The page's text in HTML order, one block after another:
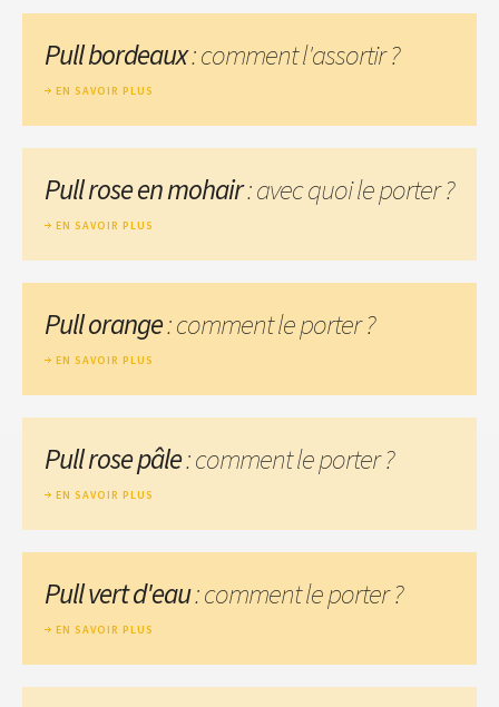
Pull bordeaux: comment l'assortir ?
EN SAVOIR PLUS
Pull rose en mohair: avec quoi le porter ?
EN SAVOIR PLUS
Pull orange: comment le porter ?
EN SAVOIR PLUS
Pull rose pâle: comment le porter ?
EN SAVOIR PLUS
Pull vert d'eau: comment le porter ?
EN SAVOIR PLUS